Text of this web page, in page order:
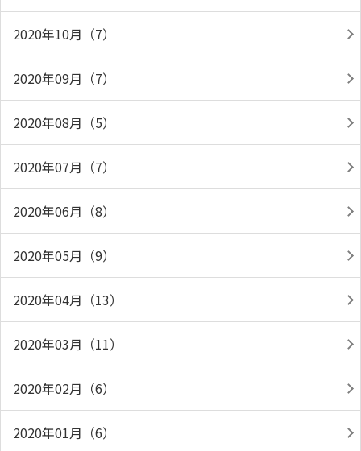
2020年10月（7）
2020年09月（7）
2020年08月（5）
2020年07月（7）
2020年06月（8）
2020年05月（9）
2020年04月（13）
2020年03月（11）
2020年02月（6）
2020年01月（6）